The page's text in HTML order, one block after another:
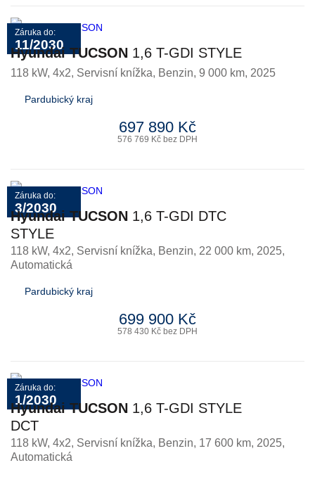
Záruka do:
11/2030
Hyundai TUCSON 1,6 T-GDI STYLE
118 kW, 4x2, Servisní knížka, Benzin, 9 000 km, 2025
Pardubický kraj
697 890 Kč
576 769 Kč bez DPH
Záruka do:
3/2030
Hyundai TUCSON 1,6 T-GDI DTC
STYLE
118 kW, 4x2, Servisní knížka, Benzin, 22 000 km, 2025,
Automatická
Pardubický kraj
699 900 Kč
578 430 Kč bez DPH
Záruka do:
1/2030
Hyundai TUCSON 1,6 T-GDI STYLE
DCT
118 kW, 4x2, Servisní knížka, Benzin, 17 600 km, 2025,
Automatická